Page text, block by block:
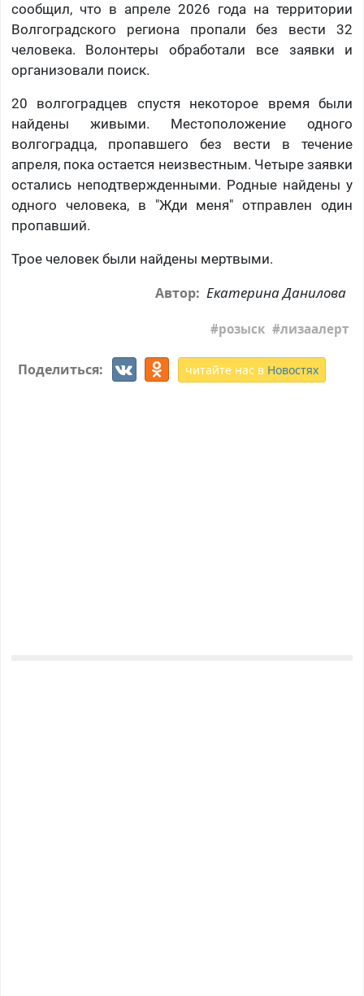
сообщил, что в апреле 2026 года на территории
Волгоградского региона пропали без вести 32
человека. Волонтеры обработали все заявки и
организовали поиск.
20 волгоградцев спустя некоторое время были
найдены живыми. Местоположение одного
волгоградца, пропавшего без вести в течение
апреля, пока остается неизвестным. Четыре заявки
остались неподтвержденными. Родные найдены у
одного человека, в "Жди меня" отправлен один
пропавший.
Трое человек были найдены мертвыми.
Автор: Екатерина Данилова
розыск лизаалерт
Поделиться: читайте нас в Новостях